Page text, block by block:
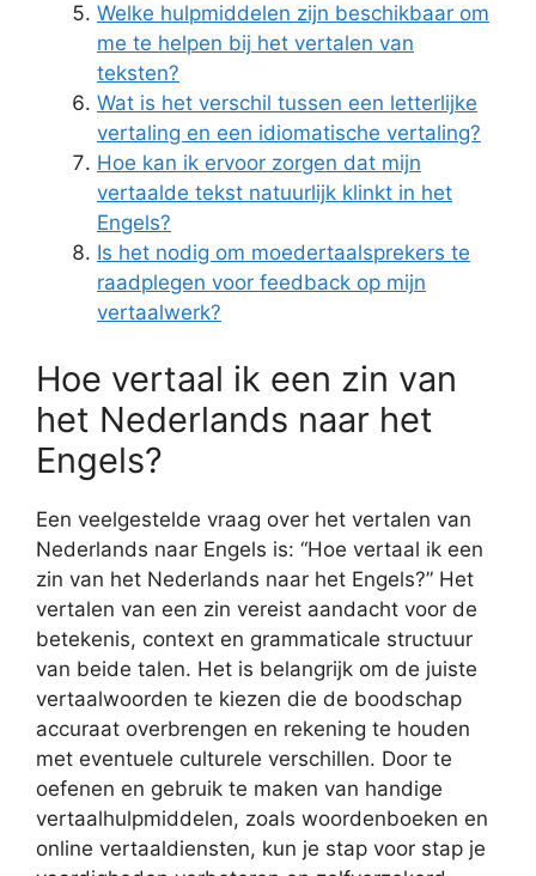
Welke hulpmiddelen zijn beschikbaar om
me te helpen bij het vertalen van
teksten?
Wat is het verschil tussen een letterlijke
vertaling en een idiomatische vertaling?
Hoe kan ik ervoor zorgen dat mijn
vertaalde tekst natuurlijk klinkt in het
Engels?
Is het nodig om moedertaalsprekers te
raadplegen voor feedback op mijn
vertaalwerk?
Hoe vertaal ik een zin van
het Nederlands naar het
Engels?
Een veelgestelde vraag over het vertalen van
Nederlands naar Engels is: “Hoe vertaal ik een
zin van het Nederlands naar het Engels?” Het
vertalen van een zin vereist aandacht voor de
betekenis, context en grammaticale structuur
van beide talen. Het is belangrijk om de juiste
vertaalwoorden te kiezen die de boodschap
accuraat overbrengen en rekening te houden
met eventuele culturele verschillen. Door te
oefenen en gebruik te maken van handige
vertaalhulpmiddelen, zoals woordenboeken en
online vertaaldiensten, kun je stap voor stap je